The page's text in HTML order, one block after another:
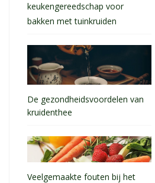
keukengereedschap voor
bakken met tuinkruiden
De gezondheidsvoordelen van
kruidenthee
Veelgemaakte fouten bij het